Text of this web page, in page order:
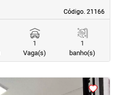
Código. 21166
Código. 21166
1
Vaga(s)
1
banho(s)